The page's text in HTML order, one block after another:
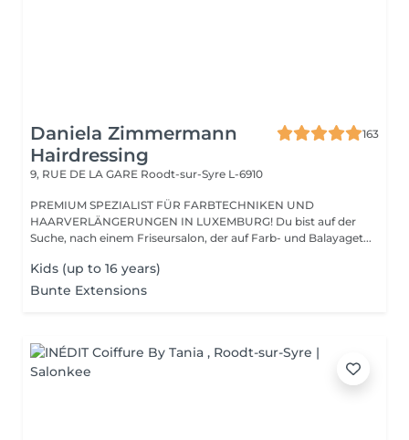
Daniela Zimmermann
Hairdressing
163
9, RUE DE LA GARE Roodt-sur-Syre L-6910
PREMIUM SPEZIALIST FÜR FARBTECHNIKEN UND
HAARVERLÄNGERUNGEN IN LUXEMBURG! Du bist auf der
Suche, nach einem Friseursalon, der auf Farb- und Balayaget...
Kids (up to 16 years)
Bunte Extensions